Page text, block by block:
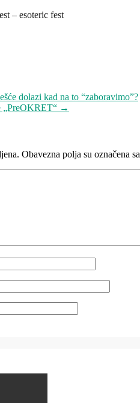
– esoteric fest
dolazi kad na to “zaboravimo”?
„PreOKRET“ →
Obavezna polja su označena sa